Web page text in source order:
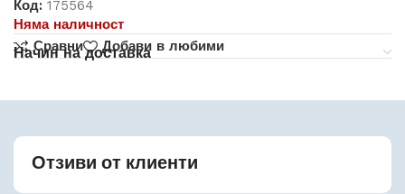
Код:175564
Няма наличност
Сравни
Добави в любими
Начин на доставка
Отзиви от клиенти